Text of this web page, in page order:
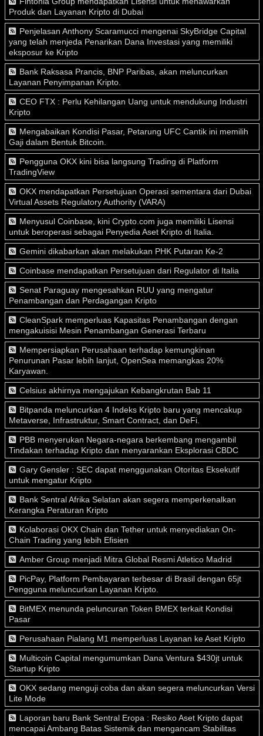
Produk dan Layanan Kripto di Dubai
Penjelasan Anthony Scaramucci mengenai SkyBridge Capital
yang telah menjeda Penarikan Dana Investasi yang memiliki
eksposur ke Kripto
Bank Raksasa Prancis, BNP Paribas, akan meluncurkan
Layanan Penyimpanan Kripto.
CEO FTX : Perlu Kehilangan Uang untuk mendukung Industri
Kripto
Mengabaikan Kondisi Pasar, Petarung UFC Cantik ini memilih
Gaji dalam Bentuk Bitcoin.
Pengguna OKX kini bisa langsung Trading di Platform
TradingView
OKX mendapatkan Persetujuan Operasi sementara dari Dubai
Virtual Assets Regulatory Authority (VARA)
Menyusul Coinbase, kini Crypto.com juga memiliki Lisensi
untuk beroperasi sebagai Penyedia Aset Kripto di Italia.
Gemini dikabarkan akan melakukan PHK Putaran Ke-2
Coinbase mendapatkan Persetujuan dari Regulator di Italia
Senat Paraguay mengesahkan RUU yang mengatur
Penambangan dan Perdagangan Kripto
CleanSpark memperluas Kapasitas Penambangan dengan
mengakuisisi Mesin Penambangan Generasi Terbaru
Mempersiapkan Perusahaan terhadap kemungkinan
Penurunan Pasar lebih lanjut, OpenSea memangkas 20%
Karyawan.
Celsius akhirnya mengajukan Kebangkrutan Bab 11
Bitpanda meluncurkan 4 Indeks Kripto baru yang mencakup
Metaverse, Infrastruktur, Smart Contract, dan DeFi.
PBB menyerukan Negara-negara berkembang mengambil
Tindakan terhadap Kripto dan menyarankan Eksplorasi CBDC
Gary Gensler : SEC dapat menggunakan Otoritas Eksekutif
untuk mengatur Kripto
Bank Sentral Afrika Selatan akan segera memperkenalkan
Kerangka Peraturan Kripto
Kolaborasi OKX Chain dan Tether untuk menyediakan On-
Chain Trading yang lebih Efisien
Amber Group menjadi Mitra Global Resmi Atletico Madrid
PicPay, Platform Pembayaran terbesar di Brasil dengan 65jt
Pengguna meluncurkan Layanan Kripto.
BitMEX menunda peluncuran Token BMEX terkait Kondisi
Pasar
Perusahaan Pialang M1 memperluas Layanan ke Aset Kripto
Multicoin Capital mengumumkan Dana Ventura $430jt untuk
Startup Kripto
OKX sedang menguji coba dan akan segera meluncurkan Versi
Lite Mode
Laporan baru Bank Sentral Eropa : Resiko Aset Kripto dapat
mencapai Ambang Batas Sistemik dan mengancam Stabilitas